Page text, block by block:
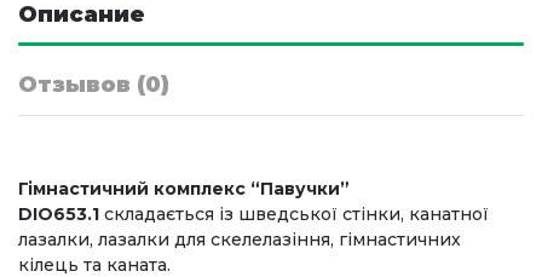
Описание
Отзывов (0)
Гімнастичний комплекс “Павучки”
DIO653.1 складається із шведської стінки, канатної
лазалки, лазалки для скелелазіння, гімнастичних
кілець та каната.